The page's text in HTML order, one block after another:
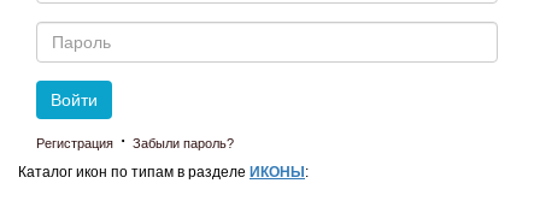
Пароль
Войти
Регистрация · Забыли пароль?
Каталог икон по типам в разделе ИКОНЫ :